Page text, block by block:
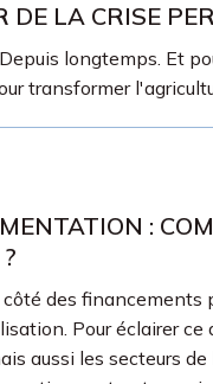
DE LA CRISE
longtemps. Et
transformer
:
des financements
Pour éclairer
aussi les secteurs